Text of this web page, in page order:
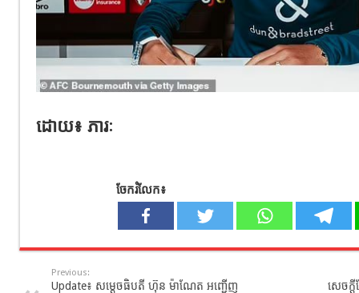
ដោយ៖ ភារៈ
ចែករំលែក៖
Previous:
Update៖​ សម្ដេចធិបតី​ ហ៊ុន​ ម៉ាណែត​ អញ្ជើញ​
សេចក្